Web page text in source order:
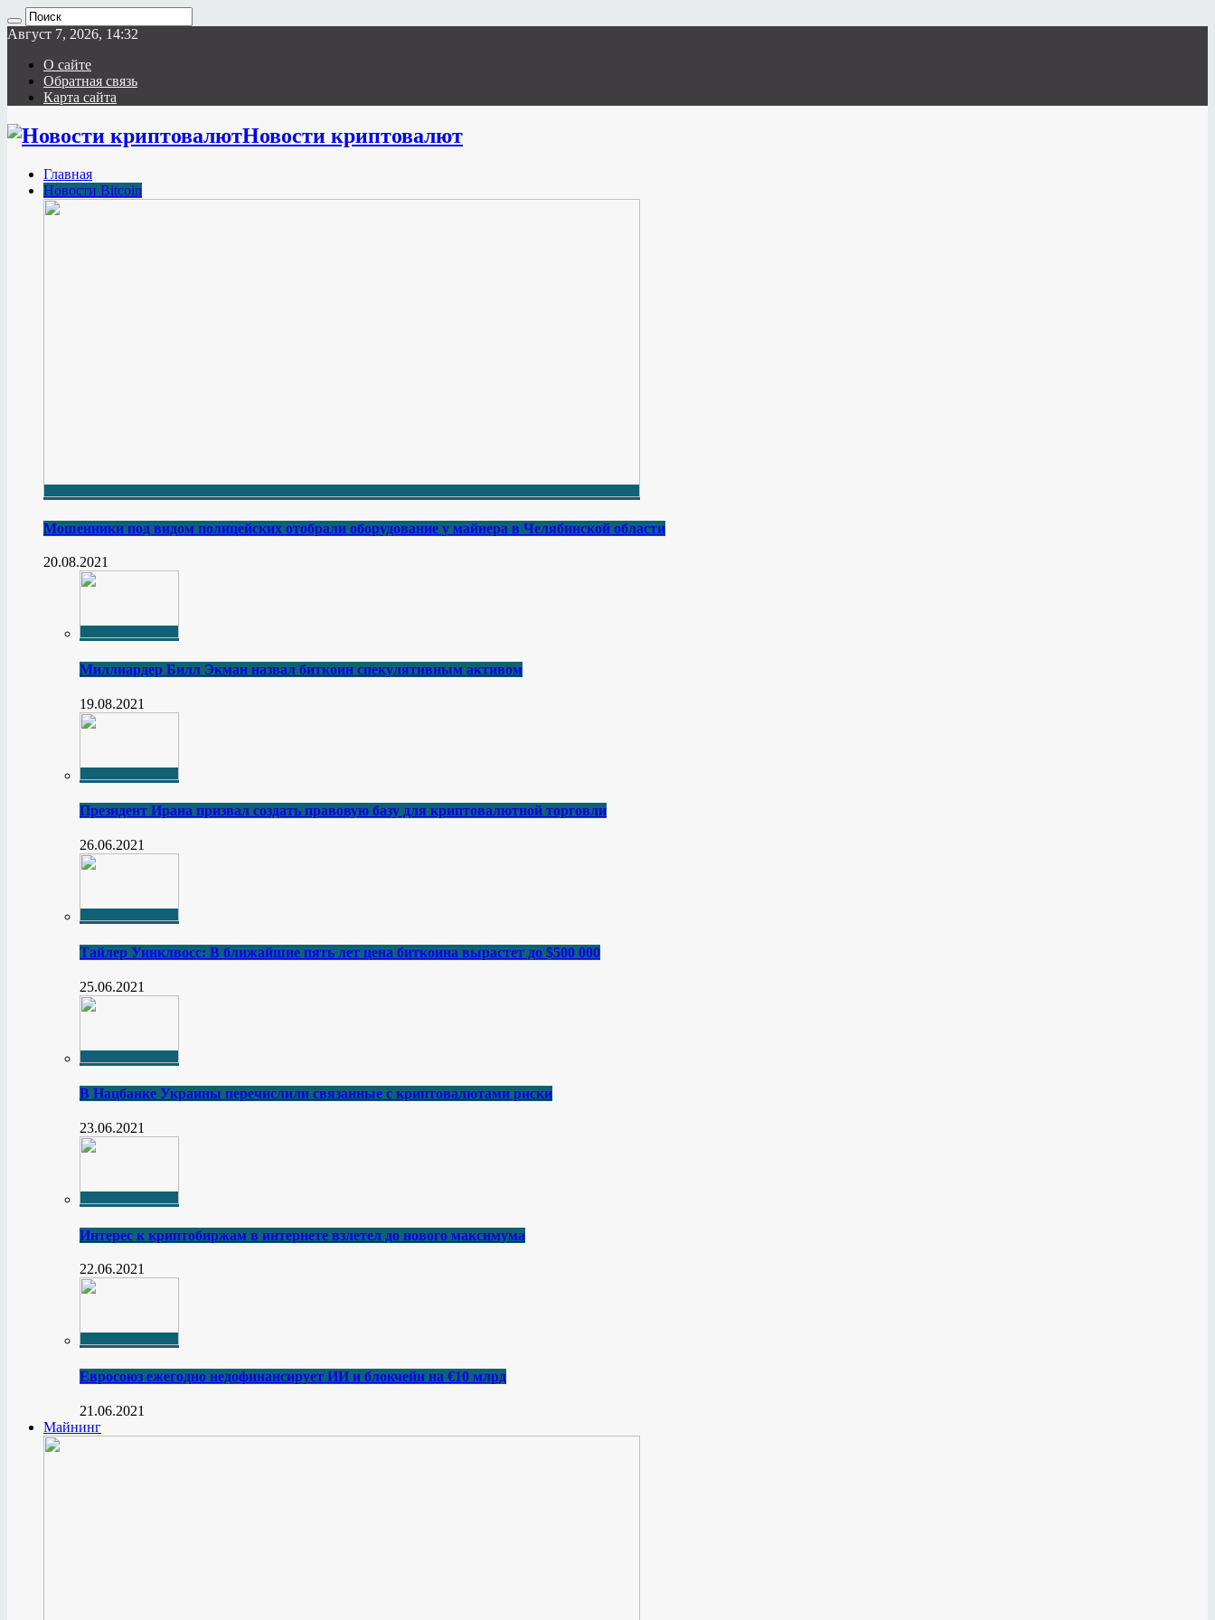
Август 7, 2026, 14:32
О сайте
Обратная связь
Карта сайта
Новости криптовалют
Главная
Новости Bitcoin
Мошенники под видом полицейских отобрали оборудование у майнера в Челябинской области
20.08.2021
Миллиардер Билл Экман назвал биткоин спекулятивным активом
19.08.2021
Президент Ирана призвал создать правовую базу для криптовалютной торговли
26.06.2021
Тайлер Уинклвосс: В ближайшие пять лет цена биткоина вырастет до $500 000
25.06.2021
В Нацбанке Украины перечислили связанные с криптовалютами риски
23.06.2021
Интерес к криптобиржам в интернете взлетел до нового максимума
22.06.2021
Евросоюз ежегодно недофинансирует ИИ и блокчейн на €10 млрд
21.06.2021
Майнинг